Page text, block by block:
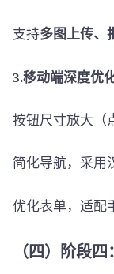
支持多图上传、
3.移动端深度优
按钮尺寸放大（
简化导航，采用
优化表单，适配
（四）阶段